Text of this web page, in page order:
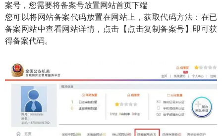
案号，您需要将备案号放置网站首页下端
您可以将网站备案代码放置在网站上，获取代码方法：在已
备案网站中查看网站详情，点击【点击复制备案号】即可获
得备案代码。